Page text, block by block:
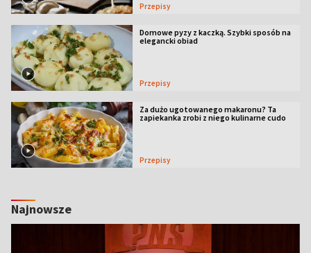
Przepisy
Domowe pyzy z kaczką. Szybki sposób na
elegancki obiad
Przepisy
Za dużo ugotowanego makaronu? Ta
zapiekanka zrobi z niego kulinarne cudo
Przepisy
Najnowsze